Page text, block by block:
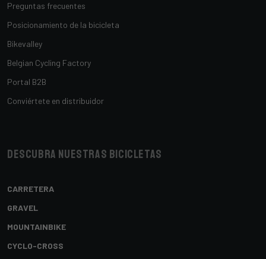
Preguntas frecuentes
Posicionamiento de la bicicleta
Bikevalley
Belgian Cycling Factory
Portal B2B
Conviértete en distribuidor
Descubra nuestras bicicletas
CARRETERA
GRAVEL
MOUNTAINBIKE
CYCLO-CROSS